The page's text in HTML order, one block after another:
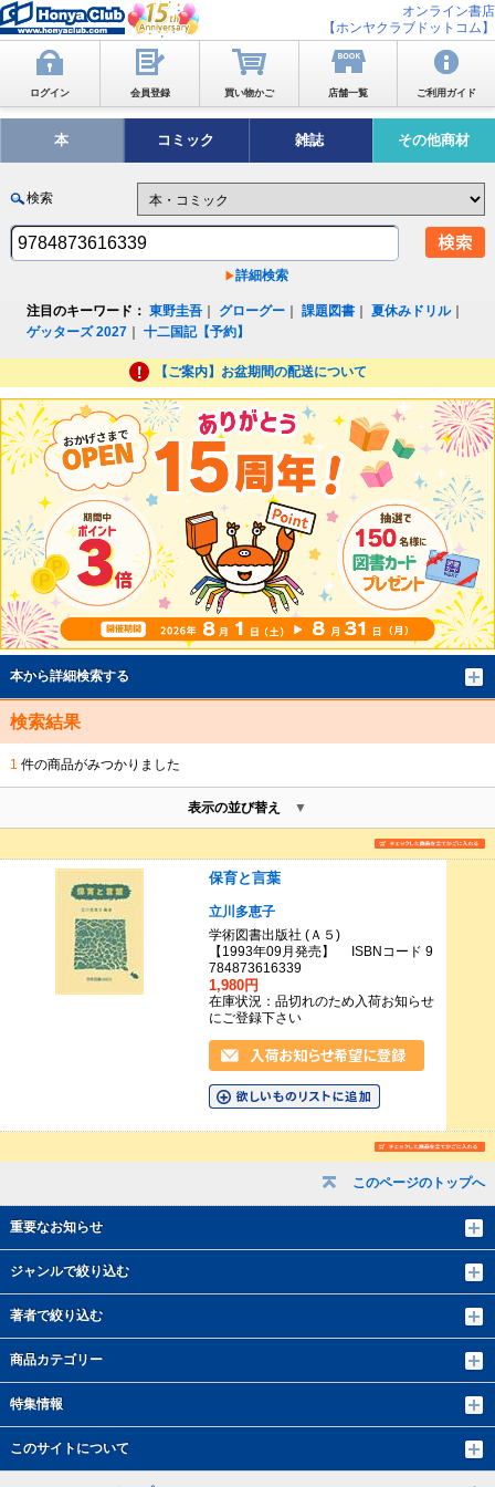
オンライン書店
【ホンヤクラブドットコム】
ログイン 会員登録 買い物かご 店舗一覧 ご利用ガイド
本 コミック 雑誌 その他商材
検索
詳細検索
注目のキーワード： 東野圭吾 グローグー ｜課題図書 ｜夏休みドリル｜
ゲッターズ 2027 ｜十二国記【予約】
【ご案内】お盆期間の配送について
このページのトップへ
重要なお知らせ
ジャンルで絞り込む
著者で絞り込む
商品カテゴリー
特集情報
このサイトについて
本から詳細検索する
検索結果
1 件の商品がみつかりました
表示の並び替え
保育と言葉
立川多恵子
学術図書出版社 (Ａ５)
【1993年09月発売】 ISBNコード 9
784873616339
1,980円
在庫状況：品切れのため入荷お知らせ
にご登録下さい